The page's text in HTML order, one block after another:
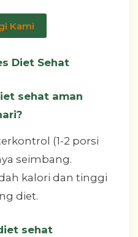
Kami
Diet Sehat
sehat aman
(1-2 porsi
seimbang.
kalori dan tinggi
diet.
sehat